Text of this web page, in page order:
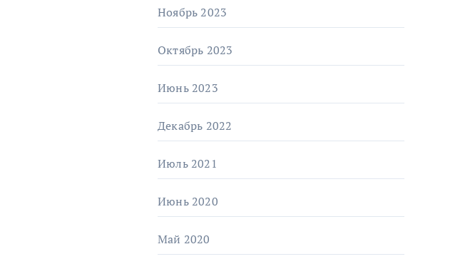
Ноябрь 2023
Октябрь 2023
Июнь 2023
Декабрь 2022
Июль 2021
Июнь 2020
Май 2020